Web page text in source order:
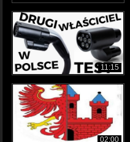
11:15
02:00